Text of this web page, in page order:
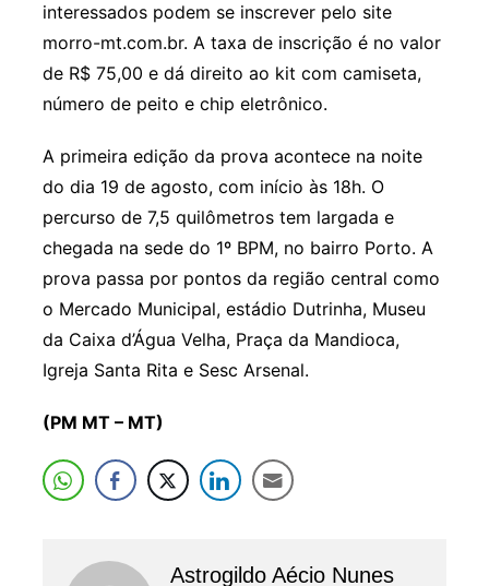
interessados podem se inscrever pelo site
morro-mt.com.br. A taxa de inscrição é no valor
de R$ 75,00 e dá direito ao kit com camiseta,
número de peito e chip eletrônico.
A primeira edição da prova acontece na noite
do dia 19 de agosto, com início às 18h. O
percurso de 7,5 quilômetros tem largada e
chegada na sede do 1º BPM, no bairro Porto. A
prova passa por pontos da região central como
o Mercado Municipal, estádio Dutrinha, Museu
da Caixa d’Água Velha, Praça da Mandioca,
Igreja Santa Rita e Sesc Arsenal.
(PM MT – MT)
Astrogildo Aécio Nunes